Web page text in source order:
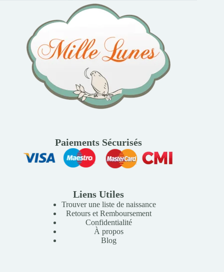
Paiements Sécurisés
Liens Utiles
Trouver une liste de naissance
Retours et Remboursement
Confidentialité
À propos
Blog